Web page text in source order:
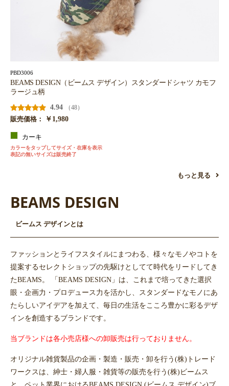
PBD3006
BEAMS DESIGN（ビームス デザイン）スタンダードシャツ カモフ
ラージュ柄
4.94
（48）
販売価格：
￥1,980
カーキ
カラーをタップしてサイズ・在庫を表示
表記の無いサイズは販売終了
もっと見る
BEAMS DESIGN
ビームス デザインとは
ファッションとライフスタイルにまつわる、様々なモノやコトを
提案するセレクトショップの先駆けとしてて時代をリードしてき
たBEAMS。 「BEAMS DESIGN」は、これまで培ってきた選択
眼・企画力・プロデュース力を活かし、スタンダードなモノにあ
たらしいアイデアを加えて、毎日の生活をこころ豊かに彩るデザ
インを創造するブランドです。
当ブランドは各小売店様への卸販売は行っておりません。
オリジナル雑貨製品の企画・製造・販売・卸を行う(株)トレード
ワークスは、紳士・婦人服・雑貨等の販売を行う(株)ビームス